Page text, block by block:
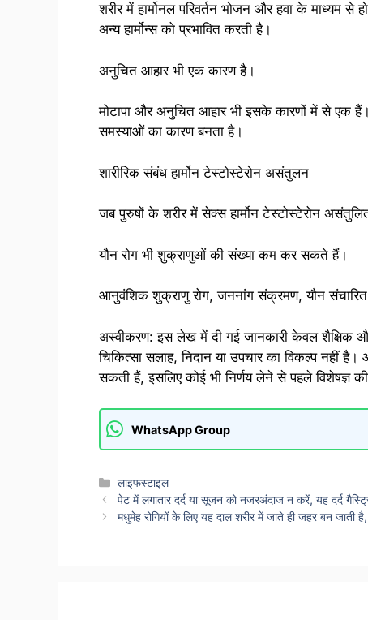
शरीर में हार्मोनल परिवर्तन भोजन और हवा के
अन्य हार्मोन्स को प्रभावित करती है।
अनुचित आहार भी एक कारण है।
मोटापा और अनुचित आहार भी इसके कारणों में से एक
समस्याओं का कारण बनता है।
शारीरिक संबंध हार्मोन टेस्टोस्टेरोन असंतुलन
जब पुरुषों के शरीर में सेक्स हार्मोन टेस्टोस्टेरोन
यौन रोग भी शुक्राणुओं की संख्या कम कर सकते हैं।
आनुवंशिक शुक्राणु रोग, जननांग संक्रमण, यौन
अस्वीकरण: इस लेख में दी गई जानकारी केवल शैक्षिक
चिकित्सा सलाह, निदान या उपचार का विकल्प नहीं
सकती हैं, इसलिए कोई भी निर्णय लेने से पहले विशेषज्ञ
WhatsApp Group
Categories
लाइफस्टाइल
पेट में लगातार दर्द या सूजन को नजरअंदाज न करें, यह दर्द
मधुमेह रोगियों के लिए यह दाल शरीर में जाते ही जहर बन जाती